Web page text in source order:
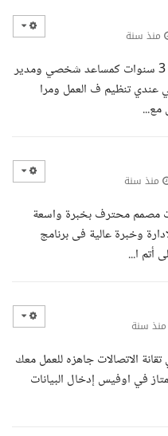
منذ سنة
هلا والله اخي معك كرستينا وهبه خبره 3 سنوات كمساعد شخصي ومدير
عندي تنظيم ف العمل ومرا
منذ سنة
محترف بخبرة واسعة
وخبرة عالية فى برنامج
أتم ا...
منذ سنة
الاتصالات جاهزه للعمل معك
في اوفيس إدخال البيانات